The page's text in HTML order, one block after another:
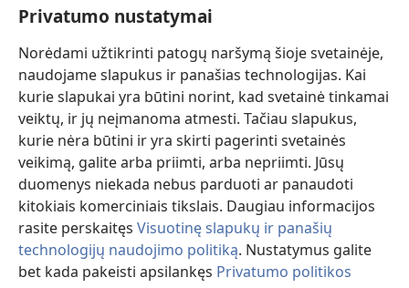
Privatumo nustatymai
Norėdami užtikrinti patogų naršymą šioje svetainėje,
naudojame slapukus ir panašias technologijas. Kai
kurie slapukai yra būtini norint, kad svetainė tinkamai
veiktų, ir jų neįmanoma atmesti. Tačiau slapukus,
kurie nėra būtini ir yra skirti pagerinti svetainės
veikimą, galite arba priimti, arba nepriimti. Jūsų
duomenys niekada nebus parduoti ar panaudoti
kitokiais komerciniais tikslais. Daugiau informacijos
rasite perskaitęs Visuotinę slapukų ir panašių
technologijų naudojimo politiką. Nustatymus galite
bet kada pakeisti apsilankęs Privatumo politikos
(atsiveria
naujas
langas)Sargybos bokšto INTERNETINĖ BIBLIOTEKA
(atsiveria
naujas
langas)JW Hub ®
(atsiveria
naujas
langas)JW Library
Watchtower Library
Copyright© 2026 Watch Tower Bible and Tract Society of Pennsylvania.